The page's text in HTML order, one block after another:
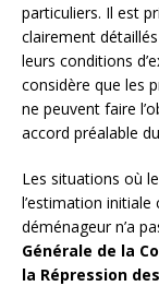
particuliers. Il est
clairement
leurs conditions
considère que les
ne peuvent faire
accord préalable
Les situations où le
l’estimation
déménageur n’a
Générale de la
la Répression